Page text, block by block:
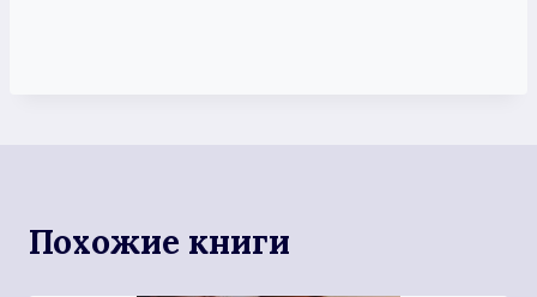
Похожие книги